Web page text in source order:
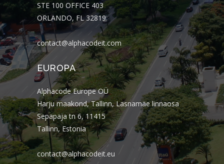
STE 100 OFFICE 403
ORLANDO, FL 32819
contact@alphacodeit.com
EUROPA
Alphacode Europe OÜ
Harju maakond, Tallinn, Lasnamäe linnaosa
Sepapaja tn 6, 11415
Tallinn, Estonia
contact@alphacodeit.eu